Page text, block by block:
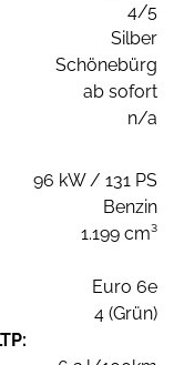
4/5
Silber
Schönebürg
ab sofort
n/a
96 kW / 131 PS
Benzin
1.199 cm³
Euro 6e
4 (Grün)